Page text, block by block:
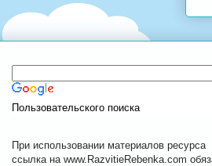
Пользовательского поиска
При использовании материалов ресурса
ссылка на www.RazvitieRebenka.com